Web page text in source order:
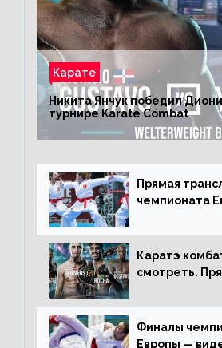
Карате
Никита Янчук победил
турнире Karate Combat
Прямая
чемпионата
Каратэ
смотреть.
Финалы
Европы —